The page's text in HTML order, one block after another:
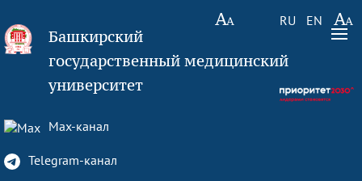
RU EN
Башкирский
государственный медицинский
университет
Max-канал
Telegram-канал